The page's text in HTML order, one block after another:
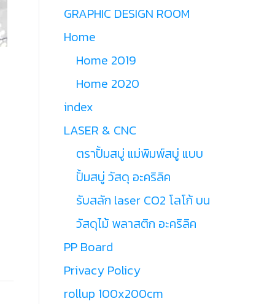
GRAPHIC DESIGN ROOM
Home
Home 2019
Home 2020
index
LASER & CNC
ตราปั้มสบู่ แม่พิมพ์สบู่ แบบ
ปั้มสบู่ วัสดุ อะคริลิค
รับสลัก laser CO2 โลโก้ บน
วัสดุไม้ พลาสติก อะคริลิค
PP Board
Privacy Policy
rollup 100x200cm